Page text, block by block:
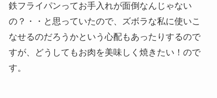
鉄フライパンってお手入れが面倒なんじゃない
の？・・と思っていたので、ズボラな私に使いこ
なせるのだろうかという心配もあったりするので
すが、どうしてもお肉を美味しく焼きたい！ので
す。